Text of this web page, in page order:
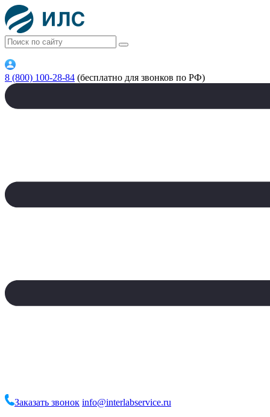
8 (800) 100-28-84 (бесплатно для звонков по РФ)
Заказать звонок info@interlabservice.ru